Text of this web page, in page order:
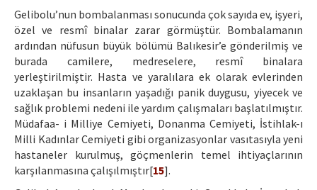
Gelibolu’nun bombalanması sonucunda çok sayıda ev, işyeri,
özel ve resmî binalar zarar görmüştür. Bombalamanın
ardından nüfusun büyük bölümü Balıkesir’e gönderilmiş ve
burada camilere, medreselere, resmî binalara
yerleştirilmiştir. Hasta ve yaralılara ek olarak evlerinden
uzaklaşan bu insanların yaşadığı panik duygusu, yiyecek ve
sağlık problemi nedeni ile yardım çalışmaları başlatılmıştır.
Müdafaa- i Milliye Cemiyeti, Donanma Cemiyeti, İstihlak-ı
Milli Kadınlar Cemiyeti gibi organizasyonlar vasıtasıyla yeni
hastaneler kurulmuş, göçmenlerin temel ihtiyaçlarının
karşılanmasına çalışılmıştır[15].